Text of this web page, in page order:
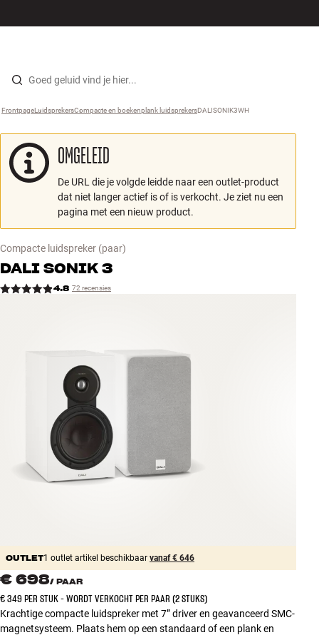
Skip to content
Luidsprekers
Koptelefoons
Surround
Tv
Systeem
Kabels
INSPIRATIE
MERKEN
NIEUW
AANBIEDINGEN
Klantenservice
Bouw met geluid
Frontpage ›
Luidsprekers ›
Compacte en boekenplank luidsprekers ›
DALISONIK3WH
OMGELEID
De URL die je volgde leidde naar een outlet-product
dat niet langer actief is of is verkocht. Je ziet nu een
pagina met een nieuw product.
Compacte luidspreker (paar)
DALISONIK 3
4.8 72 recensies
OUTLET1 outlet artikel beschikbaar vanaf € 646
€ 698/ PAAR
€ 349 PER STUK - WORDT VERKOCHT PER PAAR (2 STUKS)
Krachtige compacte luidspreker met 7” driver en geavanceerd SMC-
magnetsysteem. Plaats hem op een standaard of een plank en